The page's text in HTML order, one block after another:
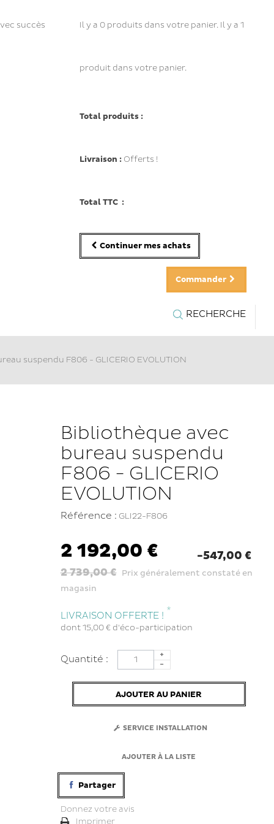
succès Il y a 0produits dans votre panier. Il y a 1
produit dans votre panier.
Total produits :
Livraison : Offerts !
Total TTC :
Continuer mes achats
Commander
RECHERCHE
suspendu F806 - GLICERIO EVOLUTION
Bibliothèque avec
bureau suspendu
F806 - GLICERIO
EVOLUTION
Référence : GLI22-F806
2 192,00 € -547,00 €
2 739,00 € Prix généralement constaté en
magasin
LIVRAISON OFFERTE ! *
dont15,00 € d'éco-participation
Quantité :
AJOUTER AU PANIER
SERVICE INSTALLATION
AJOUTER À LA LISTE
Partager
Donnez votre avis
Imprimer